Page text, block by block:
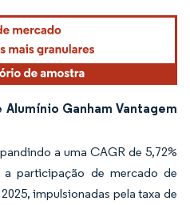
Ganham Vantagem
a uma CAGR de 5,72%
a participação de mercado de
impulsionadas pela taxa de